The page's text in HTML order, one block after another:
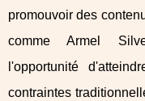
promouvoir des
comme Armel
l'opportunité
contraintes